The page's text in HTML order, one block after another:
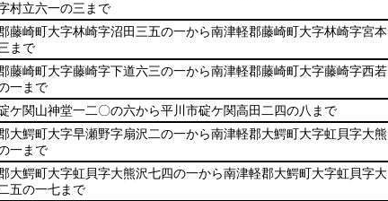
村立六一の三まで
藤崎町大字林崎字沼田三五の一から南津軽郡藤崎町大字林崎字宮本
まで
藤崎町大字藤崎字下道六三の一から南津軽郡藤崎町大字藤崎字西若
一まで
ケ関山神堂一二〇の六から平川市碇ケ関高田二四の八まで
大鰐町大字早瀬野字扇沢二の一から南津軽郡大鰐町大字虹貝字大熊
一まで
大鰐町大字虹貝字大熊沢七四の一から南津軽郡大鰐町大字虹貝字大
五の一七まで